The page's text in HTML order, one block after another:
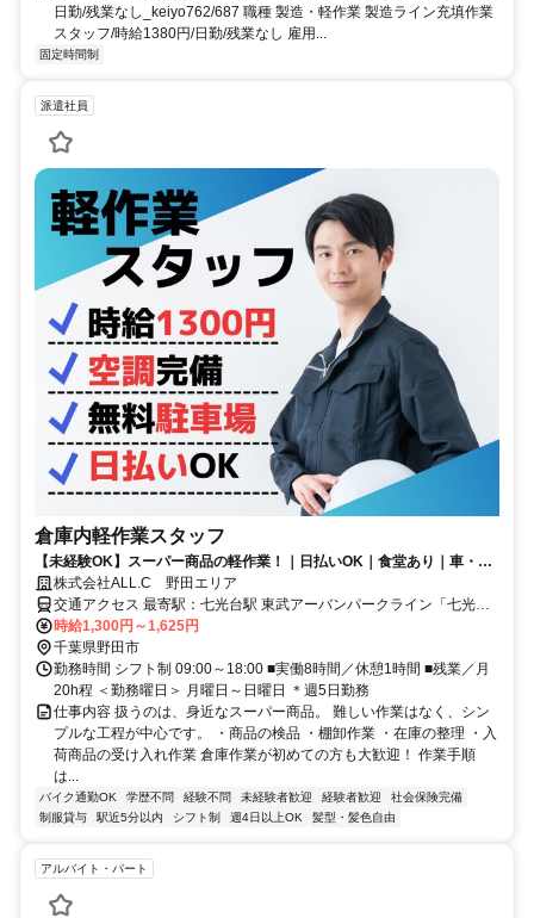
日勤/残業なし_keiyo762/687 職種 製造・軽作業 製造ライン充填作業
スタッフ/時給1380円/日勤/残業なし 雇用...
固定時間制
派遣社員
倉庫内軽作業スタッフ
【未経験OK】スーパー商品の軽作業！｜日払いOK｜食堂あり｜車・バ
イク通勤OK
株式会社ALL.C 野田エリア
交通アクセス 最寄駅：七光台駅 東武アーバンパークライン「七光台
駅」より車で約8分 ┗車・バイク通勤OK◎ ▼通勤しやすいエリア多
数！ 野田市を中心に、 柏市・流山市・春日部市・坂東市など 近隣エ
リアから通うスタッフも多数在籍しています。 ◎マイカー通勤OKで
通勤ラクラク♪ ◎地元で安定して働きたい方にもおすすめです！
時給1,300円～1,625円
千葉県野田市
勤務時間 シフト制 09:00～18:00 ■実働8時間／休憩1時間 ■残業／月
20h程 ＜勤務曜日＞ 月曜日～日曜日 ＊週5日勤務
仕事内容 扱うのは、身近なスーパー商品。 難しい作業はなく、シン
プルな工程が中心です。 ・商品の検品 ・棚卸作業 ・在庫の整理 ・入
荷商品の受け入れ作業 倉庫作業が初めての方も大歓迎！ 作業手順
は...
バイク通勤OK 学歴不問 経験不問 未経験者歓迎 経験者歓迎
社会保険完備
制服貸与
駅近5分以内 シフト制 週4日以上OK 髪型・髪色自由
アルバイト・パート